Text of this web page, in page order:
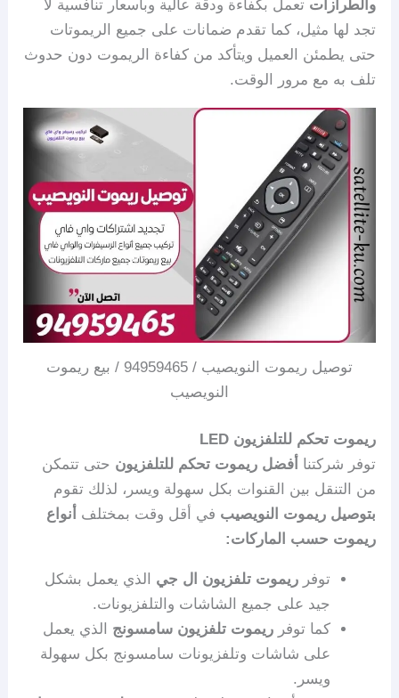
والطرازات تعمل بكفاءة ودقة عالية وبأسعار تنافسية لا
تجد لها مثيل، كما تقدم ضمانات على جميع الريموتات
حتى يطمئن العميل ويتأكد من كفاءة الريموت دون حدوث
تلف به مع مرور الوقت.
توصيل ريموت النويصيب / 94959465 / بيع ريموت
النويصيب
ريموت تحكم للتلفزيون LED
توفر شركتنا أفضل ريموت تحكم للتلفزيون حتى تتمكن
من التنقل بين القنوات بكل سهولة ويسر، لذلك تقوم
بتوصيل ريموت النويصيب في أقل وقت بمختلف
أنواع
ريموت حسب الماركات:
توفرريموت تلفزيون ال جي
الذي يعمل بشكل
جيد على جميع الشاشات والتلفزيونات.
كما توفرريموت تلفزيون سامسونج
الذي يعمل
على شاشات وتلفزيونات سامسونج بكل سهولة
ويسر.